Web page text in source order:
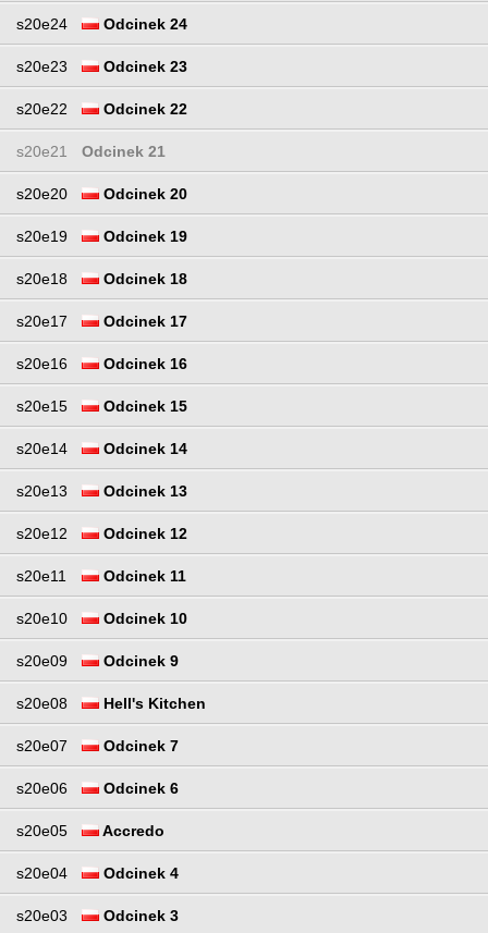
s20e24 Odcinek 24
s20e23 Odcinek 23
s20e22 Odcinek 22
s20e21 Odcinek 21
s20e20 Odcinek 20
s20e19 Odcinek 19
s20e18 Odcinek 18
s20e17 Odcinek 17
s20e16 Odcinek 16
s20e15 Odcinek 15
s20e14 Odcinek 14
s20e13 Odcinek 13
s20e12 Odcinek 12
s20e11 Odcinek 11
s20e10 Odcinek 10
s20e09 Odcinek 9
s20e08 Hell's Kitchen
s20e07 Odcinek 7
s20e06 Odcinek 6
s20e05 Accredo
s20e04 Odcinek 4
s20e03 Odcinek 3